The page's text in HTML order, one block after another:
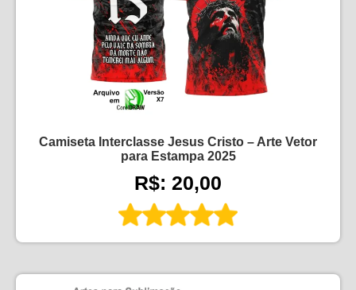
Camiseta Interclasse Jesus Cristo – Arte Vetor
para Estampa 2025
R$: 20,00